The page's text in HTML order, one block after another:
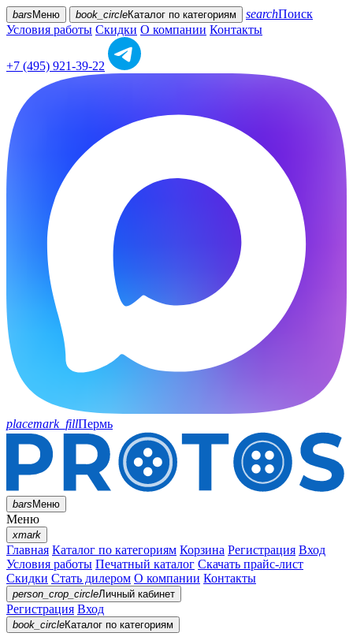
bars Меню book_circleКаталог по категориям searchПоиск
Условия работы Скидки О компании Контакты
+7 (495) 921-39-22
placemark_fillПермь
barsМеню
Меню
xmark
Главная Каталог по категориям Корзина Регистрация Вход
Условия работы Печатный каталог Скачать прайс-лист
Скидки Стать дилером О компании Контакты
person_crop_circleЛичный кабинет
Регистрация Вход
book_circleКаталог по категориям